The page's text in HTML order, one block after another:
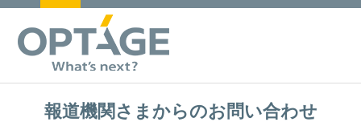
報道機関さまからのお問い合わせ